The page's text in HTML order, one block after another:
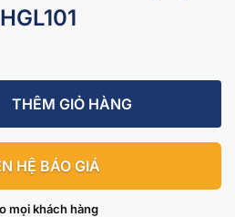
THÊM GIỎ HÀNG
HỆ BÁO GIÁ
mọi khách hàng